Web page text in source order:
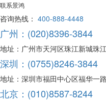
联系景鸿
咨询热线： 400-888-4448
广州：(020)8396-3844
地址：广州市天河区珠江新城珠
深圳：(0755)8246-3844
地址：深圳市福田中心区福华一
北京：(010)8587-8244